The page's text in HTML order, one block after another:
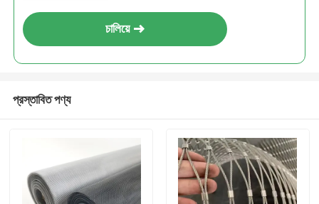
চালিয়ে
প্রস্তাবিত পণ্য